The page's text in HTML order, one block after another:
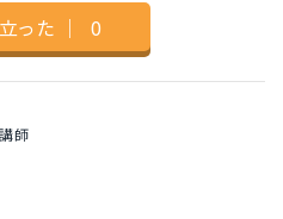
った ｜ 0
師